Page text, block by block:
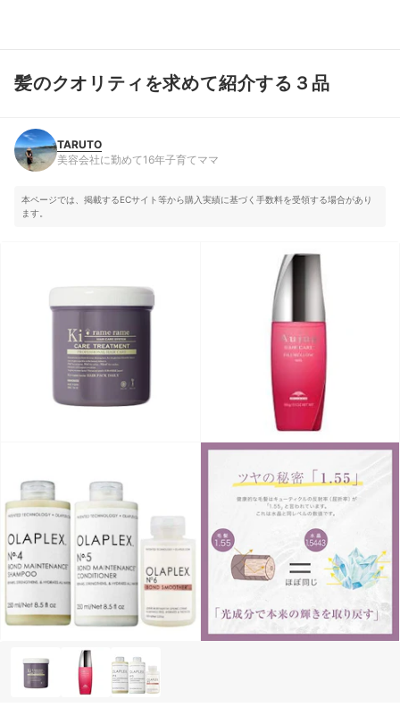
TARUTO
美容会社に勤めて16年子育てママ
髪のクオリティを求めて紹介する３品
TARUTO
美容会社に勤めて16年子育てママ
本ページでは、掲載するECサイト等から購入実績に基づく手数料を受領する場合があり
ます。